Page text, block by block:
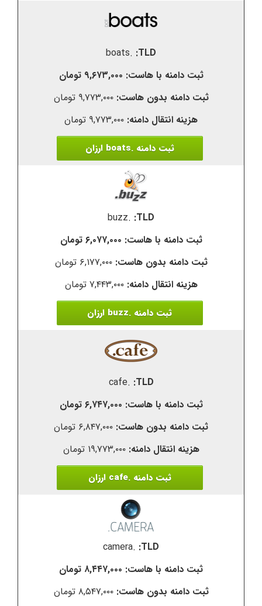
.boats
۹,۶۷۳,۰۰۰ تومان
۹,۷۷۳,۰۰۰ تومان
۹,۷۷۳,۰۰۰ تومان
ثبت دامنه .boats ارزان
.buzz
۶,۰۷۷,۰۰۰ تومان
۶,۱۷۷,۰۰۰ تومان
۷,۴۴۳,۰۰۰ تومان
ثبت دامنه .buzz ارزان
.cafe
۶,۷۴۷,۰۰۰ تومان
۶,۸۴۷,۰۰۰ تومان
۱۹,۷۷۳,۰۰۰ تومان
ثبت دامنه .cafe ارزان
.camera
۸,۴۴۷,۰۰۰ تومان
۸,۵۴۷,۰۰۰ تومان